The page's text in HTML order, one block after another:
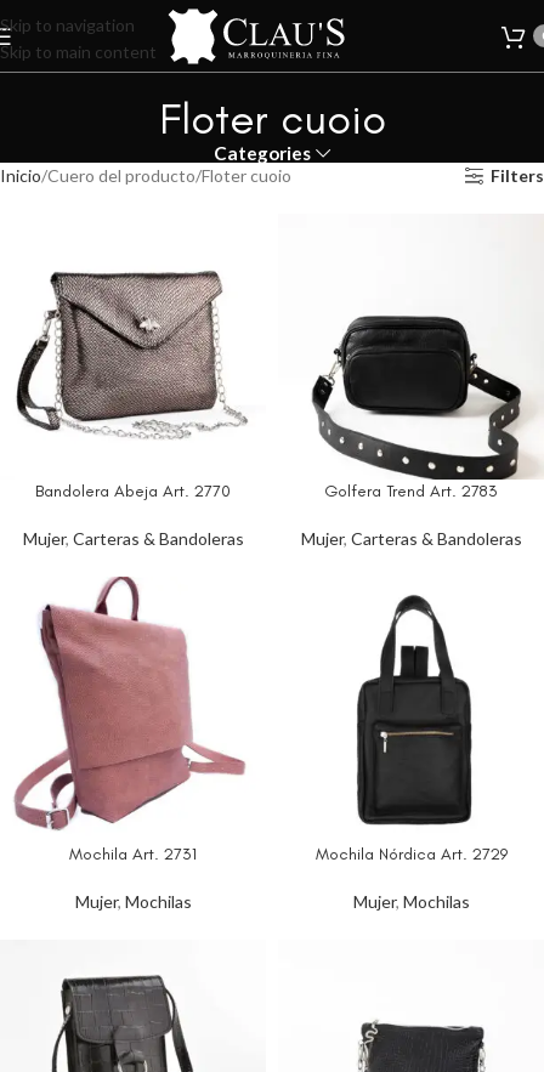
Skip to navigation
Skip to main content
Floter cuoio
Categories
Inicio Cuero del producto Floter cuoio Filters
Bandolera Abeja Art. 2770
Mujer, Carteras & Bandoleras
Golfera Trend Art. 2783
Mujer, Carteras & Bandoleras
Mochila Art. 2731
Mujer, Mochilas
Mochila Nórdica Art. 2729
Mujer, Mochilas